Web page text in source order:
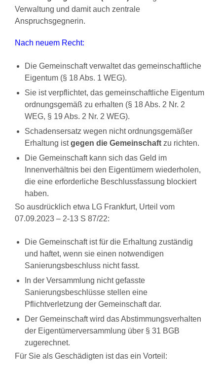
Verwaltung und damit auch zentrale
Anspruchsgegnerin.
Nach neuem Recht:
Die Gemeinschaft verwaltet das gemeinschaftliche
Eigentum (§ 18 Abs. 1 WEG).
Sie ist verpflichtet, das gemeinschaftliche Eigentum
ordnungsgemäß zu erhalten (§ 18 Abs. 2 Nr. 2
WEG, § 19 Abs. 2 Nr. 2 WEG).
Schadensersatz wegen nicht ordnungsgemäßer
Erhaltung istgegen die Gemeinschaft zu richten.
Die Gemeinschaft kann sich das Geld im
Innenverhältnis bei den Eigentümern wiederholen,
die eine erforderliche Beschlussfassung blockiert
haben.
So ausdrücklich etwa LG Frankfurt, Urteil vom
07.09.2023 – 2-13 S 87/22:
Die Gemeinschaft ist für die Erhaltung zuständig
und haftet, wenn sie einen notwendigen
Sanierungsbeschluss nicht fasst.
In der Versammlung nicht gefasste
Sanierungsbeschlüsse stellen eine
Pflichtverletzung der Gemeinschaft dar.
Der Gemeinschaft wird das Abstimmungsverhalten
der Eigentümerversammlung über § 31 BGB
zugerechnet.
Für Sie als Geschädigten ist das ein Vorteil: